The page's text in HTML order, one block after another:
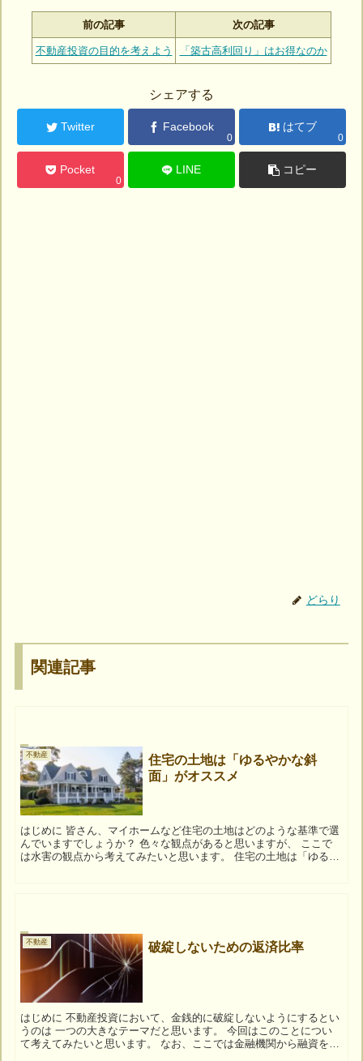
前の記事 次の記事
不動産投資の目的を考えよう 「築古高利回り」はお得なのか
シェアする
Twitter Facebook
0
はてブ
0
Pocket
0
LINE コピー
どらり
関連記事
不動産
住宅の土地は「ゆるやかな斜
面」がオススメ
はじめに 皆さん、マイホームなど住宅の土地はどのような基準で選
んでいますでしょうか？ 色々な観点があると思いますが、 ここで
は水害の観点から考えてみたいと思います。 住宅の土地は「ゆるや
不動産 破綻しないための返済比率
はじめに 不動産投資において、金銭的に破綻しないようにするとい
うのは 一つの大きなテーマだと思います。 今回はこのことについ
て考えてみたいと思います。 なお、ここでは金融機関から融資を引